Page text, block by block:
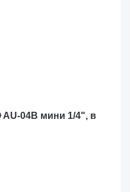
04B мини 1/4", в